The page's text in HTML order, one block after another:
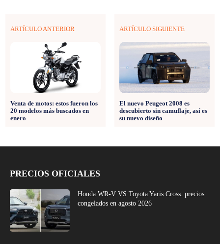
ARTÍCULO ANTERIOR
Venta de motos: estos fueron los
20 modelos más buscados en
enero
ARTÍCULO SIGUIENTE
El nuevo Peugeot 2008 es
descubierto sin camuflaje, así es
su nuevo diseño
PRECIOS OFICIALES
Honda WR-V VS Toyota Yaris Cross: precios
congelados en agosto 2026